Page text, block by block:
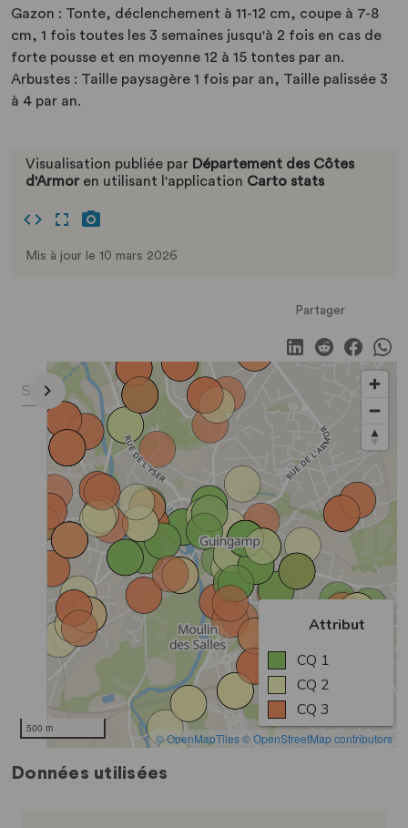
Gazon : Tonte, déclenchement à 11-12 cm, coupe à 7-8
cm, 1 fois toutes les 3 semaines jusqu'à 2 fois en cas de
forte pousse et en moyenne 12 à 15 tontes par an.
Arbustes : Taille paysagère 1 fois par an, Taille palissée 3
à 4 par an.
Visualisation publiée par Département des Côtes
d'Armor en utilisant l'application Carto stats
Mis à jour le 10 mars 2026
Partager
Données utilisées